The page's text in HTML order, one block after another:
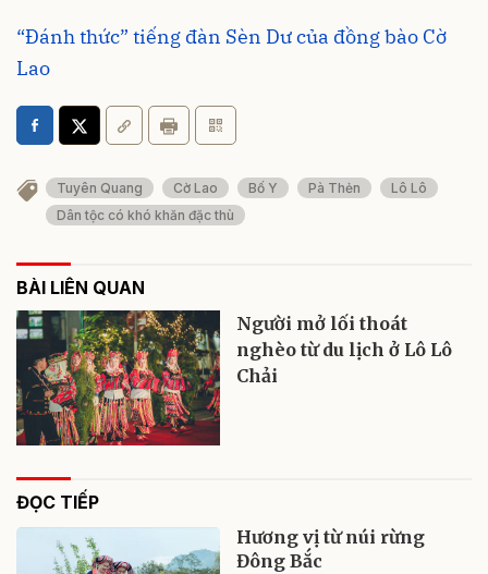
“Đánh thức” tiếng đàn Sèn Dư của đồng bào Cờ
Lao
Tuyên Quang Cờ Lao Bố Y Pà Thẻn
Lô Lô
Dân tộc có khó khăn đặc thù
BÀI LIÊN QUAN
Người mở lối thoát
nghèo từ du lịch ở Lô Lô
Chải
ĐỌC TIẾP
Hương vị từ núi rừng
Đông Bắc